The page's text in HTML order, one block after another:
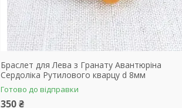
Браслет для Лева з Гранату Авантюріна
Сердоліка Рутилового кварцу d 8мм
Готово до відправки
350 ₴